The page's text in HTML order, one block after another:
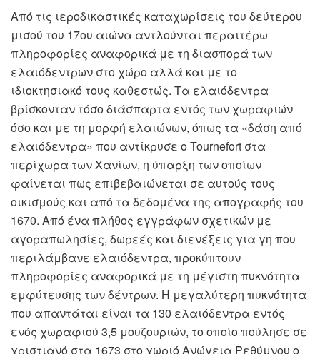
Από τις ιεροδικαστικές καταχωρίσεις του δεύτερου
μισού του 17ου αιώνα αντλούνται περαιτέρω
πληροφορίες αναφορικά με τη διασπορά των
ελαιόδεντρων στο χώρο αλλά και με το
ιδιοκτησιακό τους καθεστώς. Τα ελαιόδεντρα
βρίσκονταν τόσο διάσπαρτα εντός των χωραφιών
όσο και με τη μορφή ελαιώνων, όπως τα «δάση από
ελαιόδεντρα» που αντίκρυσε ο Tournefort στα
περίχωρα των Χανίων, η ύπαρξη των οποίων
φαίνεται πως επιβεβαιώνεται σε αυτούς τους
οικισμούς και από τα δεδομένα της απογραφής του
1670. Από ένα πλήθος εγγράφων σχετικών με
αγοραπωλησίες, δωρεές και διενέξεις για γη που
περιλάμβανε ελαιόδεντρα, προκύπτουν
πληροφορίες αναφορικά με τη μέγιστη πυκνότητα
εμφύτευσης των δέντρων. Η μεγαλύτερη πυκνότητα
που απαντάται είναι τα 130 ελαιόδεντρα εντός
ενός χωραφιού 3,5 μουζουριών, το οποίο πούλησε σε
χριστιανό στα 1673 στο χωριό Ανώγεια Ρεθύμνου ο